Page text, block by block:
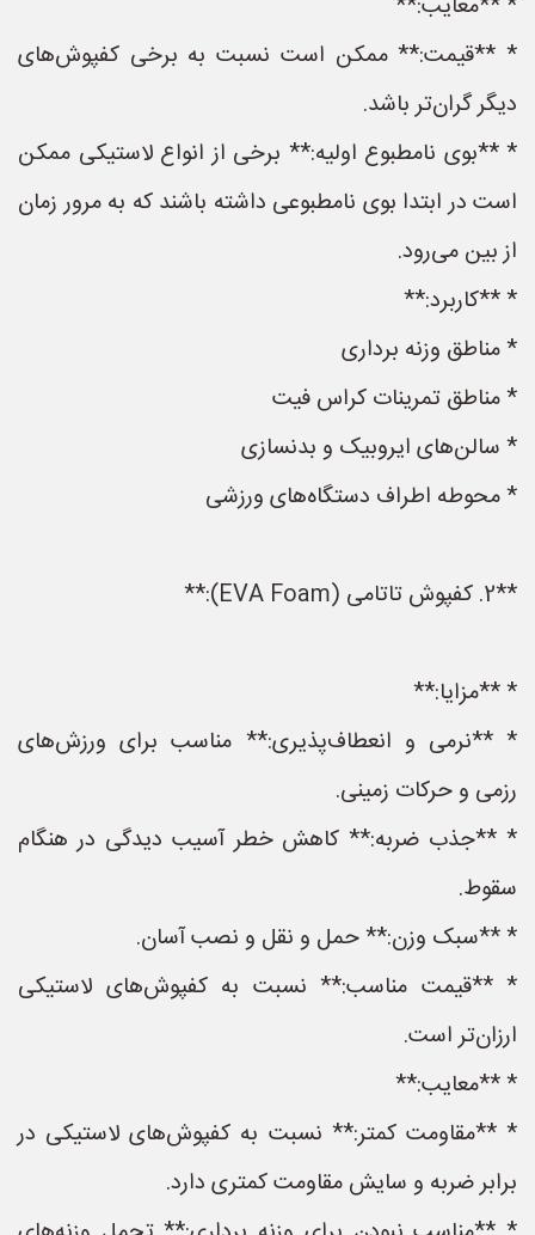
* **معایب:**
* **قیمت:** ممکن است نسبت به برخی کفپوش‌های
دیگر گران‌تر باشد.
* **بوی نامطبوع اولیه:** برخی از انواع لاستیکی ممکن
است در ابتدا بوی نامطبوعی داشته باشند که به مرور زمان
از بین می‌رود.
* **کاربرد:**
* مناطق وزنه برداری
* مناطق تمرینات کراس فیت
* سالن‌های ایروبیک و بدنسازی
* محوطه اطراف دستگاه‌های ورزشی
**2. کفپوش تاتامی (EVA Foam):**
* **مزایا:**
* **نرمی و انعطاف‌پذیری:** مناسب برای ورزش‌های
رزمی و حرکات زمینی.
* **جذب ضربه:** کاهش خطر آسیب دیدگی در هنگام
سقوط.
* **سبک وزن:** حمل و نقل و نصب آسان.
* **قیمت مناسب:** نسبت به کفپوش‌های لاستیکی
ارزان‌تر است.
* **معایب:**
* **مقاومت کمتر:** نسبت به کفپوش‌های لاستیکی در
برابر ضربه و سایش مقاومت کمتری دارد.